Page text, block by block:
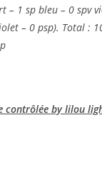
– 1 sp bleu – 0 spv
– 0 psp). Total :
contrôlée by lilou